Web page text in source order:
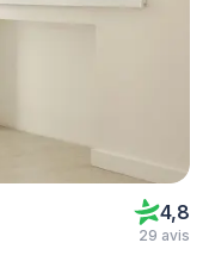
4,8
29 avis